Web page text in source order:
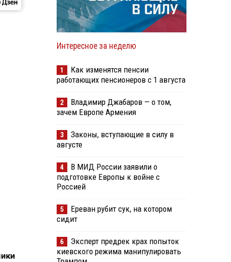
Интересное за неделю
1
Как изменятся пенсии
работающих пенсионеров с 1 августа
2
Владимир Джабаров — о том,
зачем Европе Армения
3
Законы, вступающие в силу в
августе
4
В МИД России заявили о
подготовке Европы к войне с
Россией
5
Ереван рубит сук, на котором
сидит
6
Эксперт предрек крах попыток
киевского режима манипулировать